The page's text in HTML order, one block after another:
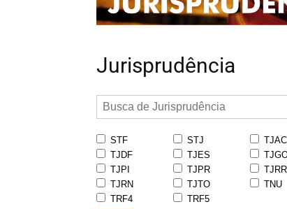
Jurisprudência
STF STJ TJAC
TJDF
TJES
TJPI
TJPR TJRR
TJRN
TJTO TNU
TRF4
TRF5